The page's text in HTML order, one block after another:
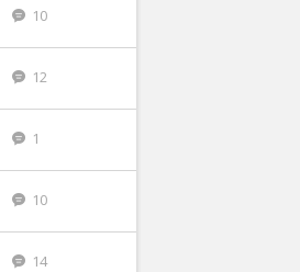
10
12
1
10
14